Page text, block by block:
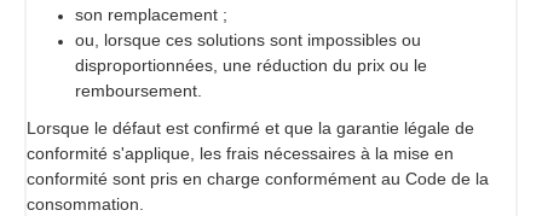
son remplacement ;
ou, lorsque ces solutions sont impossibles ou
disproportionnées, une réduction du prix ou le
remboursement.
Lorsque le défaut est confirmé et que la garantie légale de
conformité s'applique, les frais nécessaires à la mise en
conformité sont pris en charge conformément au Code de la
consommation.